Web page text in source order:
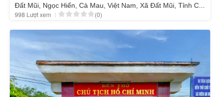
Đất Mũi, Ngọc Hiển, Cà Mau, Việt Nam, Xã Đất Mũi, Tỉnh Cà Mau
998 Lượt xem
(0)